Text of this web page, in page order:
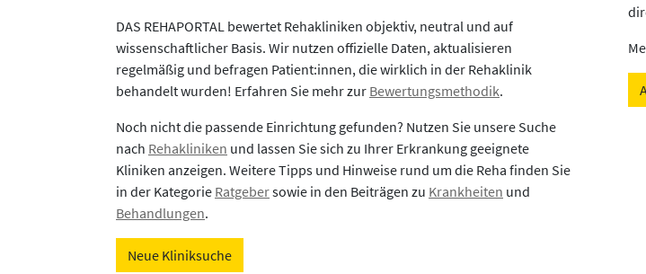
DAS REHAPORTAL bewertet Rehakliniken objektiv, neutral und auf
wissenschaftlicher Basis. Wir nutzen offizielle Daten, aktualisieren
regelmäßig und befragen Patient:innen, die wirklich in der Rehaklinik
behandelt wurden! Erfahren Sie mehr zur Bewertungsmethodik.
Noch nicht die passende Einrichtung gefunden? Nutzen Sie unsere Suche
nach Rehakliniken und lassen Sie sich zu Ihrer Erkrankung geeignete
Kliniken anzeigen. Weitere Tipps und Hinweise rund um die Reha finden Sie
in der Kategorie Ratgebersowie in den Beiträgen zu Krankheiten und
Behandlungen.
Neue Kliniksuche